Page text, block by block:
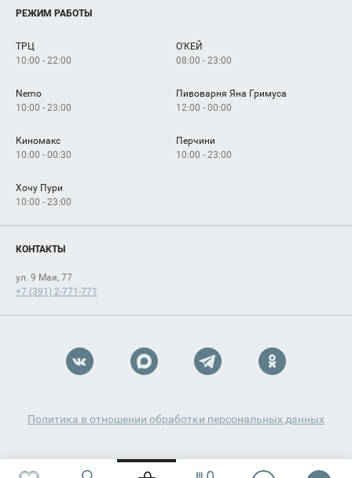
Услуги
Рекламодателям
Как добраться
РЕЖИМ РАБОТЫ
ТРЦ
10:00 - 22:00
О'КЕЙ
08:00 - 23:00
Nemo
10:00 - 23:00
Пивоварня Яна Гримуса
12:00 - 00:00
Киномакс
10:00 - 00:30
Перчини
10:00 - 23:00
Хочу Пури
10:00 - 23:00
КОНТАКТЫ
ул. 9 Мая, 77
+7 (391) 2-771-771
Политика в отношении обработки персональных данных